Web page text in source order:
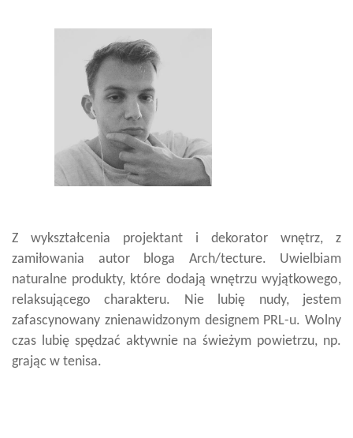
Z wykształcenia projektant i dekorator wnętrz, z
zamiłowania autor bloga Arch/tecture. Uwielbiam
naturalne produkty, które dodają wnętrzu wyjątkowego,
relaksującego charakteru. Nie lubię nudy, jestem
zafascynowany znienawidzonym designem PRL-u. Wolny
czas lubię spędzać aktywnie na świeżym powietrzu, np.
grając w tenisa.